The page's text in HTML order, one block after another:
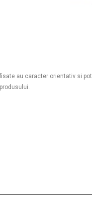
au caracter orientativ si